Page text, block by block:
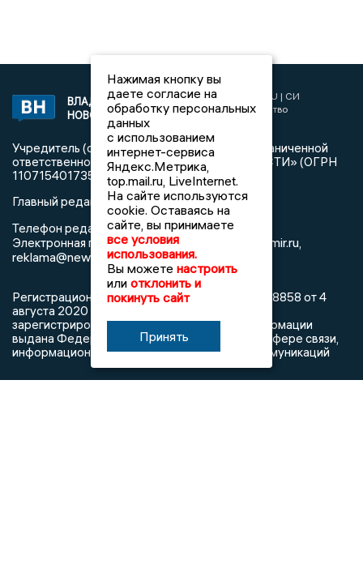
ВЛАДИМИРСКИЕ
НОВОСТИ
2017 © NEWSVLADIMIR.RU | СИ
«Информационное агентство
Учредитель (соучредители): Общество с ограниченной
ответственностью «РЕГИОНАЛЬНЫЕ НОВОСТИ» (ОГРН
1107154017354)
Главный редактор: Мазов С. А.
Телефон редакции:8 (4922) 666916
Электронная почта редакции: info@newsvladimir.ru,
reklama@newsvladimir.ru
Регистрационный номер: серия Эл № ФС77-78858 от 4
августа 2020 г. согласно выписке из реестра
зарегистрированных средств массовой информации
выдана Федеральной службой по надзору в сфере связи,
информационных технологий и массовых коммуникаций
Нажимая кнопку вы
даете согласие на
обработку персональных
данных
с использованием
интернет-сервиса
Яндекс.Метрика,
top.mail.ru, LiveInternet.
На сайте используются
cookie. Оставаясь на
сайте, вы принимаете
все условия
использования.
Вы можете настроить
или отклонить и
покинуть сайт
Принять